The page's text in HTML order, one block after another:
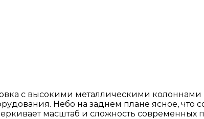
с высокими металлическими колоннами
Небо на заднем плане ясное, что
масштаб и сложность современных